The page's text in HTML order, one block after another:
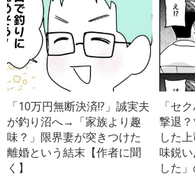
「10万円無断決済!?」誠実夫
が釣り沼へ→「家族より趣
味？」限界妻が突きつけた
離婚という結末【作者に聞
く】
「セ
撃退
した
味鋭
した